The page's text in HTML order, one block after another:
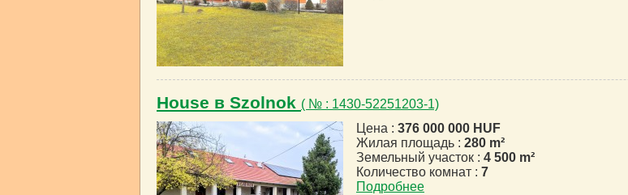
House в Szolnok ( № : 1430-52251203-1)
Цена : 376 000 000 HUF
Жилая площадь : 280 m²
Земельный участок : 4 500 m²
Количество комнат : 7
Подробнее